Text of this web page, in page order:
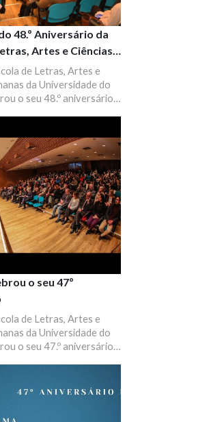
48.º Aniversário da
Artes e Ciências
de Letras, Artes e
da Universidade do
o seu 48.º aniversário a
o seu 47º
de Letras, Artes e
da Universidade do
o seu 47.º aniversário a
Professor Vítor Aguiar e